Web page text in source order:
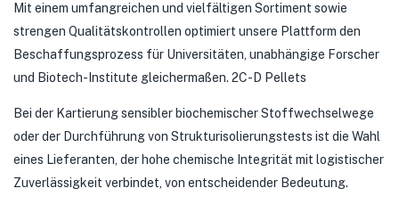
Mit einem umfangreichen und vielfältigen Sortiment sowie
strengen Qualitätskontrollen optimiert unsere Plattform den
Beschaffungsprozess für Universitäten, unabhängige Forscher
und Biotech-Institute gleichermaßen. 2C-D Pellets
Bei der Kartierung sensibler biochemischer Stoffwechselwege
oder der Durchführung von Strukturisolierungstests ist die Wahl
eines Lieferanten, der hohe chemische Integrität mit logistischer
Zuverlässigkeit verbindet, von entscheidender Bedeutung.